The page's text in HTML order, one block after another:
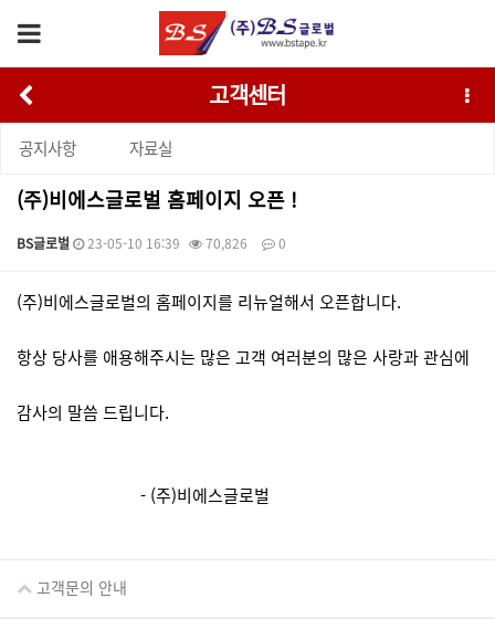
고객센터
공지사항 자료실
(주)비에스글로벌 홈페이지 오픈 !
BS글로벌 23-05-10 16:39 70,826 0
본문
(주)비에스글로벌의 홈페이지를 리뉴얼해서 오픈합니다.
항상 당사를 애용해주시는 많은 고객 여러분의 많은 사랑과 관심에
감사의 말씀 드립니다.
- (주)비에스글로벌
고객문의 안내